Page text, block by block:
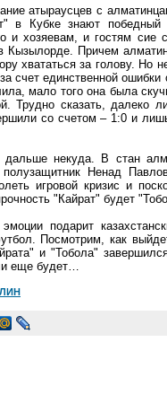
атыраусцев с
в Кубке знают победный
хозяевам, и гостям сие
Кызылорде. Причем
хвататься за голову. Но
единственной ошибки
мало того она была
Трудно сказать, далеко
со счетом – 1:0 и
дальше некуда. В стан
Ненад
игровой кризис и
"Кайрат" будет
подарит
Посмотрим, как
и "Тобола"
еще будет…